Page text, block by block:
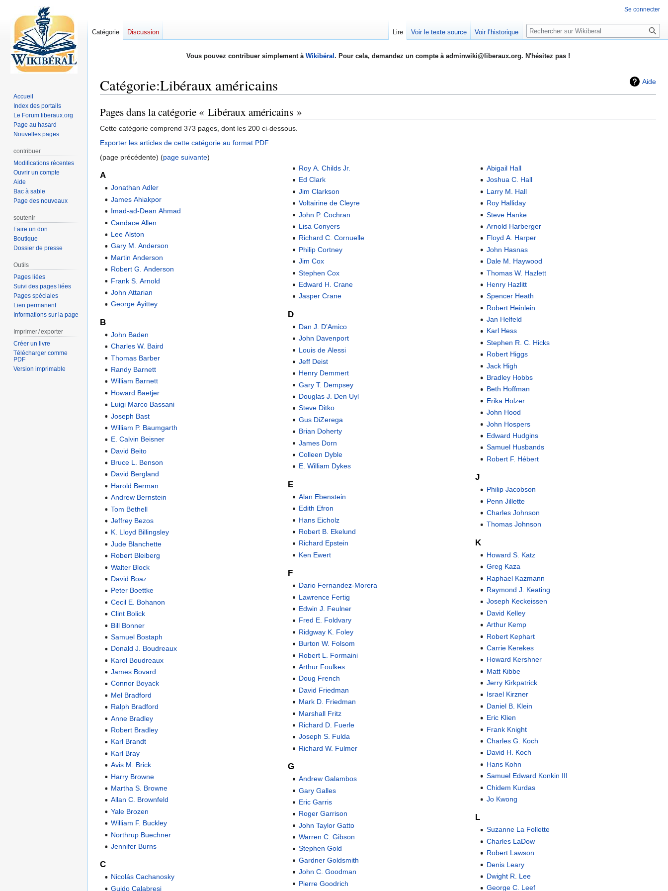
Vous pouvez contribuer simplement à Wikibéral . Pour cela, demandez un compte à adminwiki@liberaux.org. N'hésitez pas !
Aide
Catégorie:Libéraux américains
Aller
à
la
navigation
Aller
à
la
recherche
Pages dans la catégorie « Libéraux américains »
Cette catégorie comprend 373 pages, dont les 200 ci-dessous.
Exporter les articles de cette catégorie au format PDF
(page précédente) (page suivante)
A
Jonathan Adler
James Ahiakpor
Imad-ad-Dean Ahmad
Candace Allen
Lee Alston
Gary M. Anderson
Martin Anderson
Robert G. Anderson
Frank S. Arnold
John Attarian
George Ayittey
B
John Baden
Charles W. Baird
Thomas Barber
Randy Barnett
William Barnett
Howard Baetjer
Luigi Marco Bassani
Joseph Bast
William P. Baumgarth
E. Calvin Beisner
David Beito
Bruce L. Benson
David Bergland
Harold Berman
Andrew Bernstein
Tom Bethell
Jeffrey Bezos
K. Lloyd Billingsley
Jude Blanchette
Robert Bleiberg
Walter Block
David Boaz
Peter Boettke
Cecil E. Bohanon
Clint Bolick
Bill Bonner
Samuel Bostaph
Donald J. Boudreaux
Karol Boudreaux
James Bovard
Connor Boyack
Mel Bradford
Ralph Bradford
Anne Bradley
Robert Bradley
Karl Brandt
Karl Bray
Avis M. Brick
Harry Browne
Martha S. Browne
Allan C. Brownfeld
Yale Brozen
William F. Buckley
Northrup Buechner
Jennifer Burns
C
Nicolás Cachanosky
Guido Calabresi
Roy A. Childs Jr.
Ed Clark
Jim Clarkson
Voltairine de Cleyre
John P. Cochran
Lisa Conyers
Richard C. Cornuelle
Philip Cortney
Jim Cox
Stephen Cox
Edward H. Crane
Jasper Crane
D
Dan J. D’Amico
John Davenport
Louis de Alessi
Jeff Deist
Henry Demmert
Gary T. Dempsey
Douglas J. Den Uyl
Steve Ditko
Gus DiZerega
Brian Doherty
James Dorn
Colleen Dyble
E. William Dykes
E
Alan Ebenstein
Edith Efron
Hans Eicholz
Robert B. Ekelund
Richard Epstein
Ken Ewert
F
Dario Fernandez-Morera
Lawrence Fertig
Edwin J. Feulner
Fred E. Foldvary
Ridgway K. Foley
Burton W. Folsom
Robert L. Formaini
Arthur Foulkes
Doug French
David Friedman
Mark D. Friedman
Marshall Fritz
Richard D. Fuerle
Joseph S. Fulda
Richard W. Fulmer
G
Andrew Galambos
Gary Galles
Eric Garris
Roger Garrison
John Taylor Gatto
Warren C. Gibson
Stephen Gold
Gardner Goldsmith
John C. Goodman
Pierre Goodrich
Abigail Hall
Joshua C. Hall
Larry M. Hall
Roy Halliday
Steve Hanke
Arnold Harberger
Floyd A. Harper
John Hasnas
Dale M. Haywood
Thomas W. Hazlett
Henry Hazlitt
Spencer Heath
Robert Heinlein
Jan Helfeld
Karl Hess
Stephen R. C. Hicks
Robert Higgs
Jack High
Bradley Hobbs
Beth Hoffman
Erika Holzer
John Hood
John Hospers
Edward Hudgins
Samuel Husbands
Robert F. Hébert
J
Philip Jacobson
Penn Jillette
Charles Johnson
Thomas Johnson
K
Howard S. Katz
Greg Kaza
Raphael Kazmann
Raymond J. Keating
Joseph Keckeissen
David Kelley
Arthur Kemp
Robert Kephart
Carrie Kerekes
Howard Kershner
Matt Kibbe
Jerry Kirkpatrick
Israel Kirzner
Daniel B. Klein
Eric Klien
Frank Knight
Charles G. Koch
David H. Koch
Hans Kohn
Samuel Edward Konkin III
Chidem Kurdas
Jo Kwong
L
Suzanne La Follette
Charles LaDow
Robert Lawson
Denis Leary
Dwight R. Lee
George C. Leef
Se connecter
Catégorie Discussion Lire Voir le texte source Voir l’historique Rechercher
Accueil
Index des portails
Le Forum liberaux.org
Page au hasard
Nouvelles pages
contribuer
Modifications récentes
Ouvrir un compte
Aide
Bac à sable
Page des nouveaux
soutenir
Faire un don
Boutique
Dossier de presse
Outils
Pages liées
Suivi des pages liées
Pages spéciales
Lien permanent
Informations sur la page
Imprimer / exporter
Créer un livre
Télécharger comme
PDF
Version imprimable